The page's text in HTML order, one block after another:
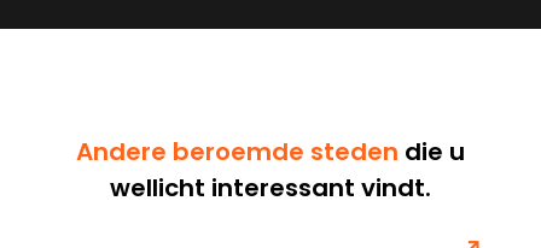
Andere beroemde steden die u
wellicht interessant vindt.